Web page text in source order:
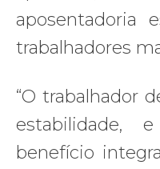
aposentadoria
trabalhadores
“O trabalhador
benefício